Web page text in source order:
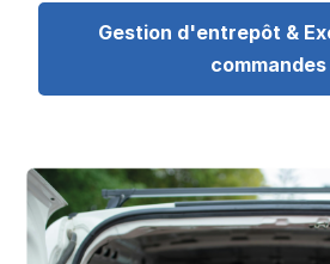
Gestion d'entrepôt &
commandes